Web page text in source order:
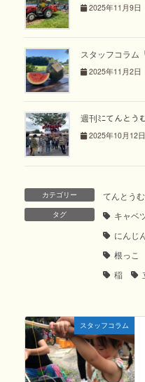
2025年11月9日
スタッフコラ
2025年11月2日
週刊ﾐﾆてんとう
2025年10月12日
カテゴリー てんとう
タグ キャベ
にんじ
根っこ
稲
スタッフコラム